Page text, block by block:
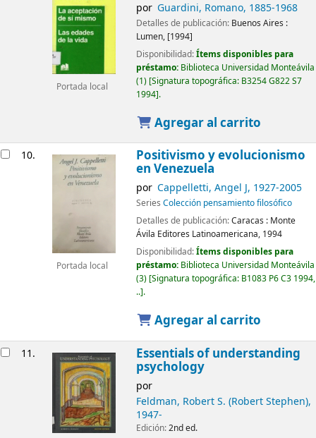
Portada local
por Guardini, Romano, 1885-1968
Detalles de publicación: Buenos Aires :
Lumen, [1994]
Disponibilidad:Ítems disponibles para
préstamo: Biblioteca Universidad Monteávila
(1) Signatura topográfica: B3254 G822 S7
1994 .
Agregar al carrito
10.
Portada local
Positivismo y evolucionismo
en Venezuela
por Cappelletti, Angel J, 1927-2005
Series Colección pensamiento filosófico
Detalles de publicación:Caracas : Monte
Ávila Editores Latinoamericana, 1994
Disponibilidad:Ítems disponibles para
préstamo: Biblioteca Universidad Monteávila
(3) Signatura topográfica: B1083 P6 C3 1994,
.. .
Agregar al carrito
11. Essentials of understanding
psychology
por
Feldman, Robert S. (Robert Stephen),
1947-
Edición:2nd ed.